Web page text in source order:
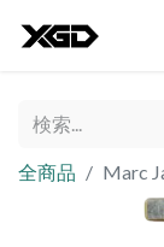
全商品 Marc